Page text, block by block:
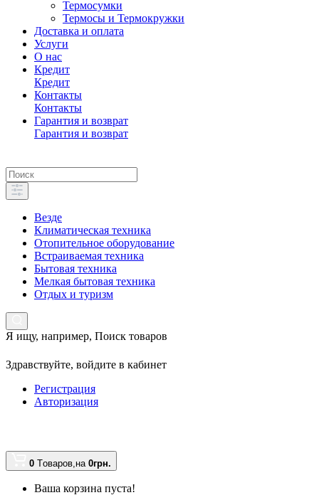
Термосумки
Термосы и Термокружки
Доставка и оплата
Услуги
О нас
Кредит
Кредит
Контакты
Контакты
Гарантия и возврат
Гарантия и возврат
Везде
Климатическая техника
Отопительное оборудование
Встраиваемая техника
Бытовая техника
Мелкая бытовая техника
Отдых и туризм
Я ищу, например, Поиск товаров
Здравствуйте, войдите в кабинет
Регистрация
Авторизация
0 Tоваров,на 0грн.
Ваша корзина пуста!